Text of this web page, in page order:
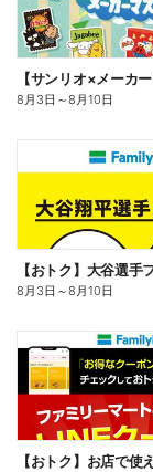
8月3日 ～8月10日
8月3日 ～8月10日